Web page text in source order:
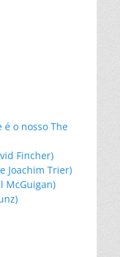
é o nosso The
Fincher)
Joachim Trier)
McGuigan)